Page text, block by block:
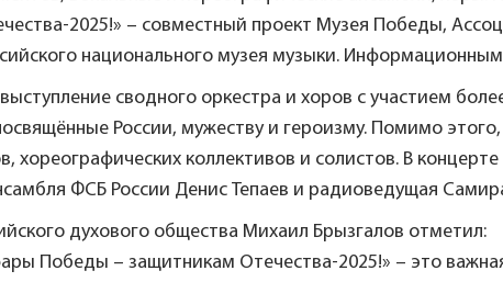
2025!» – совместный проект Музея Победы,
национального музея музыки.
сводного оркестра и хоров с участием
России, мужеству и героизму. Помимо
хореографических коллективов и солистов. В
ФСБ России Денис Тепаев и радиоведущая
духового общества Михаил Брызгалов отметил:
Победы – защитникам Отечества-2025!» – это